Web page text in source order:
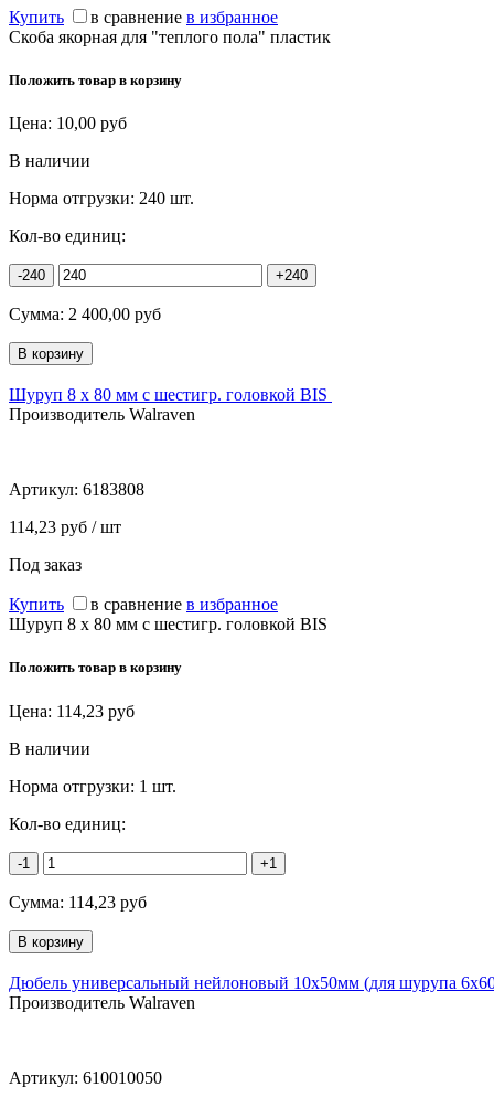
Купить в сравнение в избранное
Скоба якорная для "теплого пола" пластик
Положить товар в корзину
Цена: 10,00 руб
В наличии
Норма отгрузки: 240 шт.
Кол-во единиц:
-240 +240
Сумма: 2 400,00 руб
Шуруп 8 х 80 мм с шестигр. головкой BIS
Производитель Walraven
Артикул: 6183808
114,23 руб / шт
Под заказ
Купить в сравнение в избранное
Шуруп 8 х 80 мм с шестигр. головкой BIS
Положить товар в корзину
Цена: 114,23 руб
В наличии
Норма отгрузки: 1 шт.
Кол-во единиц:
-1 +1
Сумма: 114,23 руб
Дюбель универсальный нейлоновый 10x50мм (для шурупа
Производитель Walraven
Артикул: 610010050